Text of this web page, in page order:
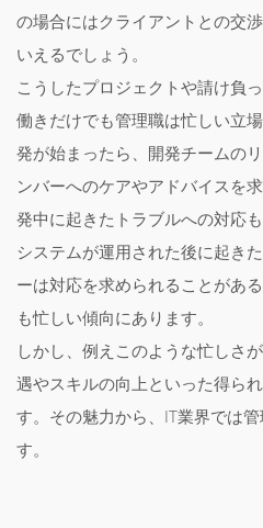
の場合にはクライアントとの交
いえるでしょう。
こうしたプロジェクトや請け負
働きだけでも管理職は忙しい立
発が始まったら、開発チームの
ンバーへのケアやアドバイスを
発中に起きたトラブルへの対応
システムが運用された後に起き
ーは対応を求められることがあ
も忙しい傾向にあります。
しかし、例えこのような忙しさ
遇やスキルの向上といった得ら
す。その魅力から、IT業界では
す。